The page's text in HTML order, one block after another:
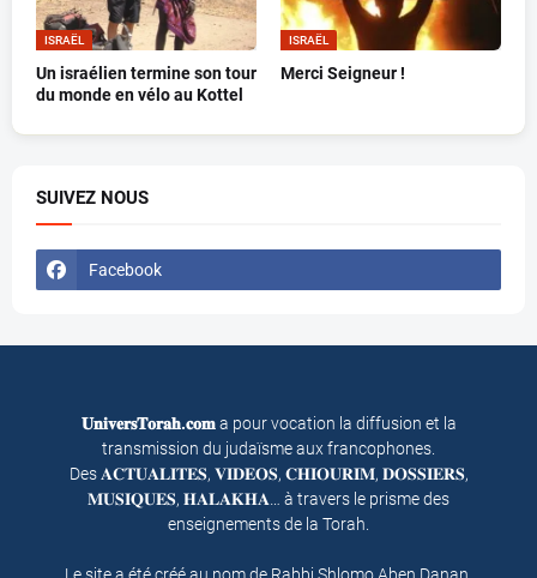
ISRAËL
Un israélien termine son tour
du monde en vélo au Kottel
ISRAËL
Merci Seigneur !
SUIVEZ NOUS
Facebook
𝐔𝐧𝐢𝐯𝐞𝐫𝐬𝐓𝐨𝐫𝐚𝐡.𝐜𝐨𝐦a pour vocation la diffusion et la
transmission du judaïsme aux francophones.
Des 𝐀𝐂𝐓𝐔𝐀𝐋𝐈𝐓𝐄𝐒, 𝐕𝐈𝐃𝐄𝐎𝐒, 𝐂𝐇𝐈𝐎𝐔𝐑𝐈𝐌, 𝐃𝐎𝐒𝐒𝐈𝐄𝐑𝐒,
𝐌𝐔𝐒𝐈𝐐𝐔𝐄𝐒, 𝐇𝐀𝐋𝐀𝐊𝐇𝐀… à travers le prisme des
enseignements de la Torah.